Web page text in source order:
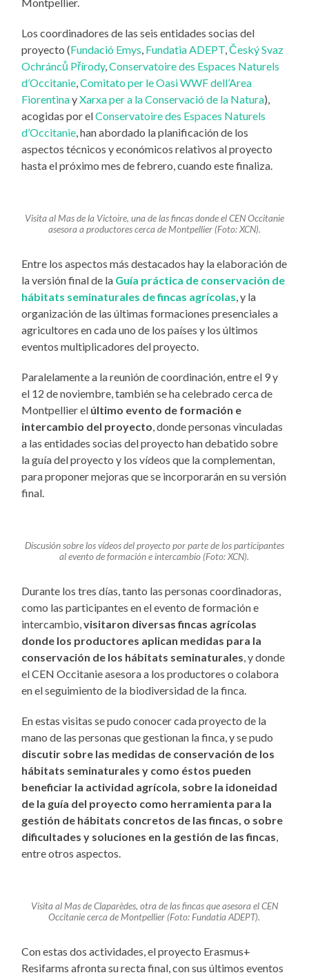
Montpellier.
Los coordinadores de las seis entidades socias del
proyecto (Fundació Emys, Fundatia ADEPT,Český Svaz
Ochránců Přírody,Conservatoire des Espaces Naturels
d’Occitanie,Comitato per le Oasi WWF dell’Area
FiorentinayXarxa per a la Conservació de la Natura),
acogidas por elConservatoire des Espaces Naturels
d’Occitanie, han abordado la planificación de los
aspectos técnicos y económicos relativos al proyecto
hasta el próximo mes de febrero, cuando este finaliza.
Visita al Mas de la Victoire, una de las fincas donde el CEN Occitanie
asesora a productores cerca de Montpellier(Foto: XCN).
Entre los aspectos más destacados hay la elaboración de
la versión final de la Guía práctica de conservación de
hábitats seminaturales de fincas agrícolas, y la
organización de las últimas formaciones presenciales a
agricultores en cada uno de los países y los últimos
eventos multiplicadores del proyecto.
Paralelamente a la reunión de coordinación, entre el 9 y
el 12 de noviembre, también se ha celebrado cerca de
Montpellier el último evento de formación e
intercambio del proyecto, donde personas vinculadas
a las entidades socias del proyecto han debatido sobre
la guía del proyecto y los vídeos que la complementan,
para proponer mejoras que se incorporarán en su versión
final.
Discusión sobre los vídeos del proyecto por parte de los participantes
al evento de formación e intercambio (Foto: XCN).
Durante los tres días, tanto las personas coordinadoras,
como las participantes en el evento de formación e
intercambio,visitaron diversas fincas agrícolas
donde los productores aplican medidas para la
conservación de los hábitats seminaturales, y donde
el CEN Occitanie asesora a los productores o colabora
en el seguimiento de la biodiversidad de la finca.
En estas visitas se pudo conocer cada proyecto de la
mano de las personas que gestionan la finca, y se pudo
discutir sobre las medidas de conservación de los
hábitats seminaturales y como éstos pueden
beneficiar la actividad agrícola, sobre la idoneidad
de la guía del proyecto como herramienta para la
gestión de hábitats concretos de las fincas, o sobre
dificultades y soluciones en la gestión de las fincas,
entre otros aspectos.
Visita al Mas de Claparèdes, otra de las fincas que asesora el CEN
Occitanie cerca de Montpellier (Foto: Fundatia ADEPT).
Con estas dos actividades, el proyecto Erasmus+
Resifarms afronta su recta final, con sus últimos eventos